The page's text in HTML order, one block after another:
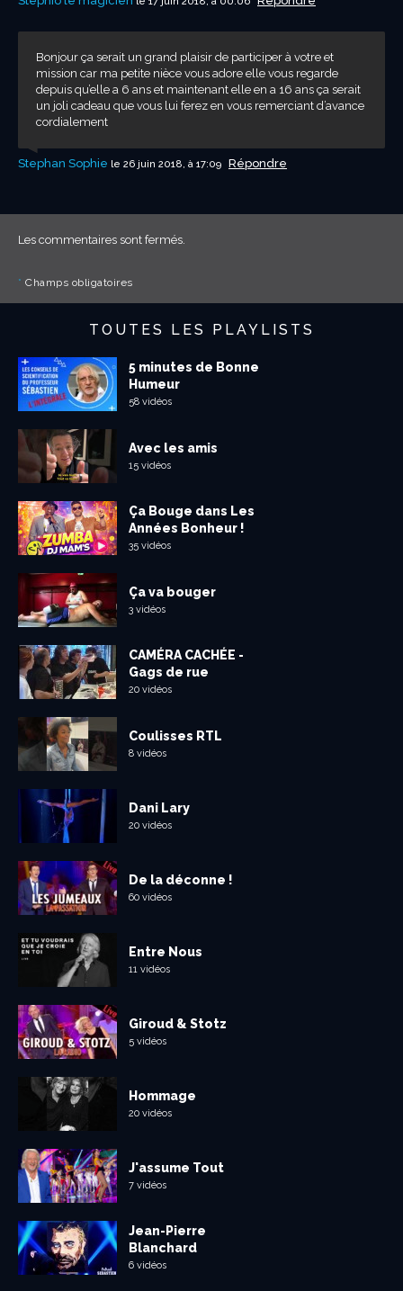
Bonjour ça serait un grand plaisir de participer à votre et
mission car ma petite nièce vous adore elle vous regarde
depuis qu’elle a 6 ans et maintenant elle en a 16 ans ça serait
un joli cadeau que vous lui ferez en vous remerciant d’avance
cordialement
Stephan Sophie le 26 juin 2018, à 17:09 Répondre
Les commentaires sont fermés.
* Champs obligatoires
TOUTES LES PLAYLISTS
5 minutes de Bonne
Humeur
58 vidéos
Avec les amis
15 vidéos
Ça Bouge dans Les
Années Bonheur !
35 vidéos
Ça va bouger
3 vidéos
CAMÉRA CACHÉE -
Gags de rue
20 vidéos
Coulisses RTL
8 vidéos
Dani Lary
20 vidéos
De la déconne !
60 vidéos
Entre Nous
11 vidéos
Giroud & Stotz
5 vidéos
Hommage
20 vidéos
J'assume Tout
7 vidéos
Jean-Pierre
Blanchard
6 vidéos